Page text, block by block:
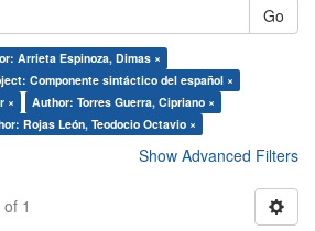
Go
Arrieta Espinoza, Dimas ×
Componente sintáctico del español ×
×
Author: Torres Guerra, Cipriano ×
Rojas León, Teodocio Octavio ×
Show Advanced Filters
1